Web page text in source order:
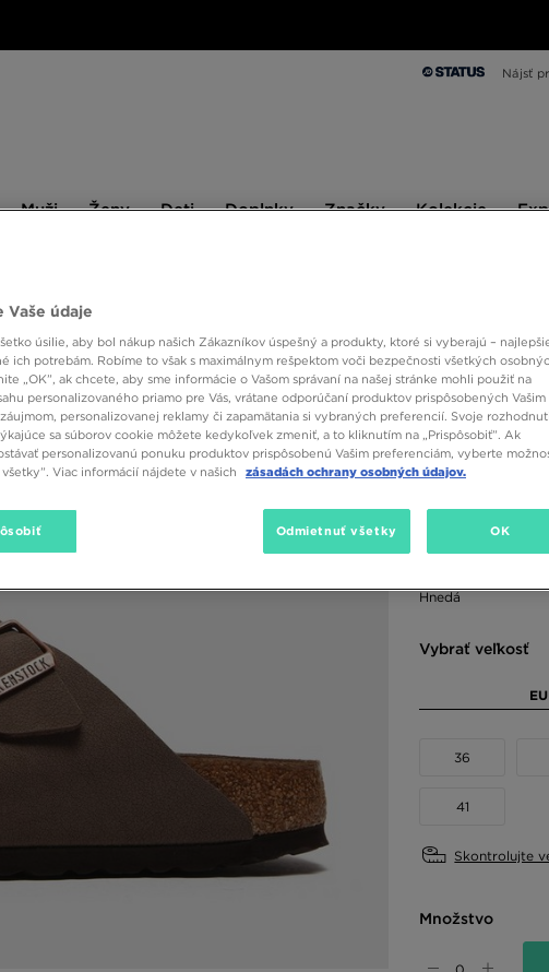
Nájsť
Muži Ženy Deti Doplnky Značky Kolekcie
86,00 €
100,00 €
Hnedá
Vybrať veľkosť
EU
36
41
Skontrolujte
Množstvo
Vaše údaje
úsilie, aby bol nákup našich Zákazníkov úspešný a produkty, ktoré si vyberajú –
ich potrebám. Robíme to však s maximálnym rešpektom voči bezpečnosti všetkých
„OK”, ak chcete, aby sme informácie o Vašom správaní na našej stránke mohli použiť na
personalizovaného priamo pre Vás, vrátane odporúčaní produktov prispôsobených Vašim
personalizovanej reklamy či zapamätania si vybraných preferencií. Svoje
sa súborov cookie môžete kedykoľvek zmeniť, a to kliknutím na „Prispôsobiť”. Ak
personalizovanú ponuku produktov prispôsobenú Vašim preferenciám, vyberte
Viac informácií nájdete v našich
zásadách ochrany osobných údajov.
Odmietnuť všetky OK